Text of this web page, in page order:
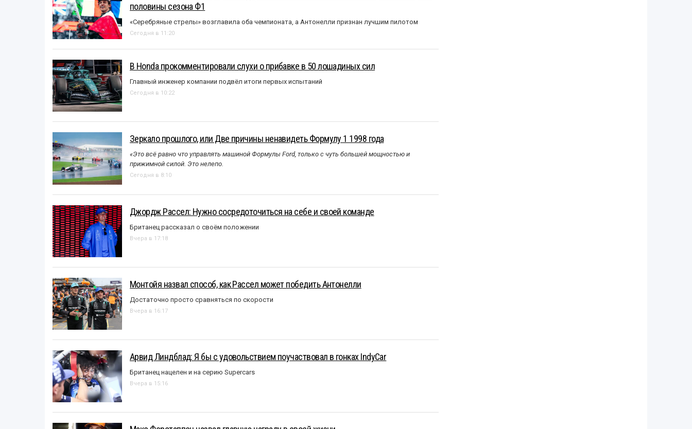
половины сезона Ф1
«Серебряные стрелы» возглавила оба чемпионата, а Антонелли признан лучшим пилотом
Сегодня в 11:20
В Honda прокомментировали слухи о прибавке в 50 лошадиных сил
Главный инженер компании подвёл итоги первых испытаний
Сегодня в 10:22
Зеркало прошлого, или Две причины ненавидеть Формулу 1 1998 года
«Это всё равно что управлять машиной Формулы Ford, только с чуть большей мощностью и
прижимной силой. Это нелепо.
Сегодня в 8:10
Джордж Рассел: Нужно сосредоточиться на себе и своей команде
Британец рассказал о своём положении
Вчера в 17:18
Монтойя назвал способ, как Рассел может победить Антонелли
Достаточно просто сравняться по скорости
Вчера в 16:17
Арвид Линдблад: Я бы с удовольствием поучаствовал в гонках IndyCar
Британец нацелен и на серию Supercars
Вчера в 15:16